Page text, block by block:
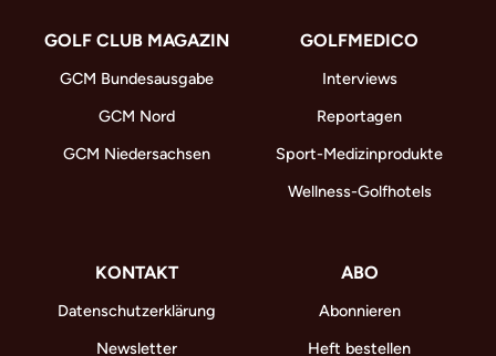
GOLF CLUB MAGAZIN
GCM Bundesausgabe
GCM Nord
GCM Niedersachsen
GOLFMEDICO
Interviews
Reportagen
Sport-Medizinprodukte
Wellness-Golfhotels
KONTAKT
Datenschutzerklärung
Newsletter
ABO
Abonnieren
Heft bestellen